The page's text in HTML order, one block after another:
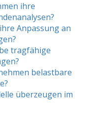
ihre
Anpassung an
tragfähige
belastbare
überzeugen im